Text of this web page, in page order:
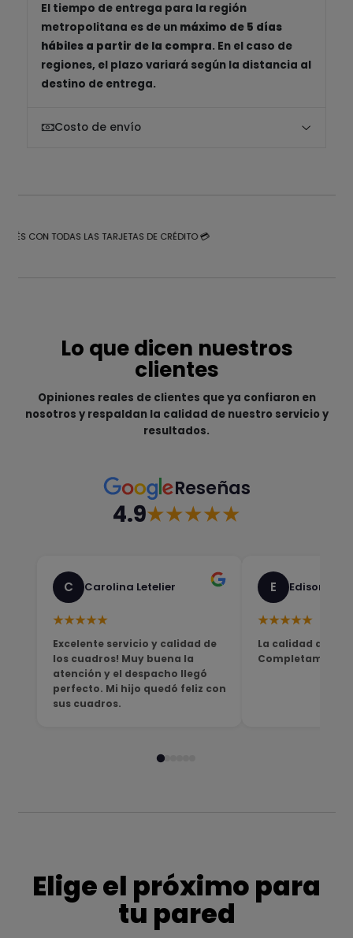
El tiempo de entrega para la región
metropolitana es de un máximo de 5 días
hábiles a partir de la compra. En el caso de
regiones, el plazo variará según la distancia al
destino de entrega.
Costo de envío
CON TODAS LAS TARJETAS DE CRÉDITO 💳
Lo que dicen nuestros
clientes
Opiniones reales de clientes que ya confiaron en
nosotros y respaldan la calidad de nuestro servicio y
resultados.
Reseñas
4.9★★★★★
C Carolina Letelier
★★★★★
Excelente servicio y calidad de
los cuadros! Muy buena la
atención y el despacho llegó
perfecto. Mi hijo quedó feliz con
sus cuadros.
E Edison
★★★★★
La calidad del
Completamente
Elige el próximo para
tu pared